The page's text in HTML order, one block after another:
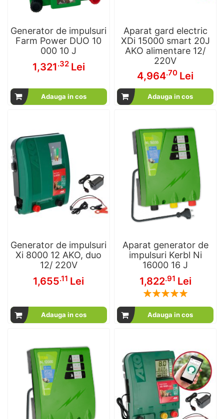
Generator de impulsuri
Farm Power DUO 10
000 10 J
1,321.32 Lei
Adauga in cos
Aparat gard electric
XDi 15000 smart 20J
AKO alimentare 12/
220V
4,964.70 Lei
Adauga in cos
Generator de impulsuri
Xi 8000 12 AKO, duo
12/ 220V
1,655.11 Lei
Adauga in cos
Aparat generator de
impulsuri Kerbl Ni
16000 16 J
1,822.91 Lei
Rating:
Adauga in cos